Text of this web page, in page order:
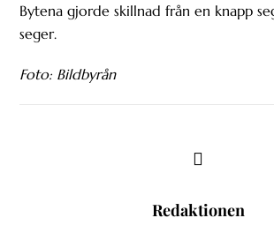
Bytena gjorde skillnad från en knapp
seger.
Foto: Bildbyrån
Redaktionen